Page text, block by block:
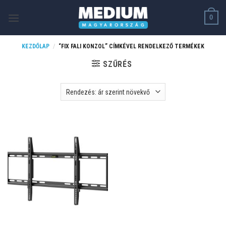
0
KEZDŐLAP / “FIX FALI KONZOL” CÍMKÉVEL RENDELKEZŐ TERMÉKEK
SZŰRÉS